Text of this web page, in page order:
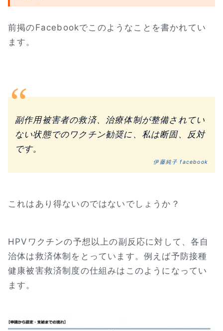
前掲のFacebookでこのようなことを書かれてい
ます。
副作用被害者の救済、治療体制が整備されてい
ない状態でのワクチン勧奨に、私は断固、反対
です。
伊藤純子 facebook
これはあり得ないのではないでしょうか？
HPVワクチンの予想以上の副反応に対して、各自
治体は救済体制をとっています。例えば予防接種
健康被害救済制度の仕組みはこのようになってい
ます。